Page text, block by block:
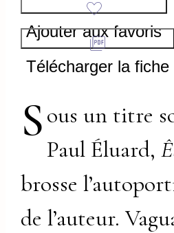
Ajouter aux favoris
Télécharger la fiche
Sous un titre
Paul Éluard,
brosse
de l’auteur.